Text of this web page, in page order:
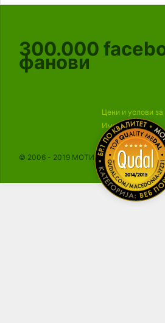
300.000
фанови
Цени и услови
Импресум
© 2006 - 2019 МОТИКА, Сите права се